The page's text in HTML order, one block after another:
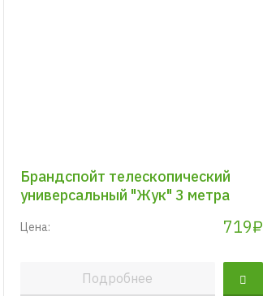
Брандспойт телескопический
универсальный "Жук" 3 метра
Цена: 719₽
Подробнее